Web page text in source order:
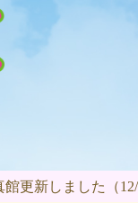
館更新しました（